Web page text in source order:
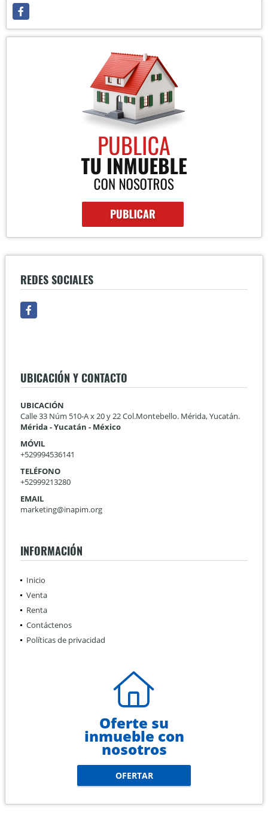
Facebook
REDES SOCIALES
Facebook
UBICACIÓN Y CONTACTO
UBICACIÓN
Calle 33 Núm 510-A x 20 y 22 Col.Montebello. Mérida, Yucatán.
Mérida - Yucatán - México
MÓVIL
+529994536141
TELÉFONO
+52999213280
EMAIL
marketing@inapim.org
INFORMACIÓN
Inicio
Venta
Renta
Contáctenos
Políticas de privacidad
Oferte su
inmueble con
nosotros
OFERTAR